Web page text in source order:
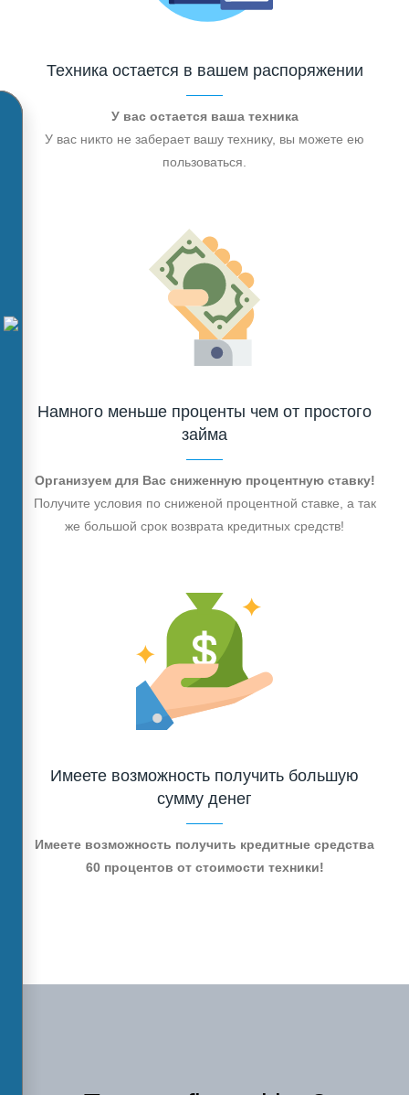
Техника остается в вашем распоряжении
У вас остается ваша техника
У вас никто не заберает вашу технику, вы можете ею
пользоваться.
Намного меньше проценты чем от простого
займа
Организуем для Вас сниженную процентную ставку!
Получите условия по сниженой процентной ставке, а так
же большой срок возврата кредитных средств!
Имеете возможность получить большую
сумму денег
Имеете возможность получить кредитные средства
60 процентов от стоимости техники!